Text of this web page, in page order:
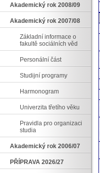
Akademický rok 2008/09
Akademický rok 2007/08
Základní informace o
fakultě sociálních věd
Personální část
Studijní programy
Harmonogram
Univerzita třetího věku
Pravidla pro organizaci
studia
Akademický rok 2006/07
PŘÍPRAVA 2026/27